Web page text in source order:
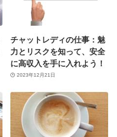
チャットレディの仕事：魅
力とリスクを知って、安全
に高収入を手に入れよう！
2023年12月21日